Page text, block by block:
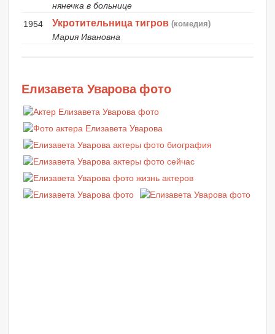
нянечка в больнице
1954
Укротительница тигров (комедия)
Мария Ивановна
Елизавета Уварова фото